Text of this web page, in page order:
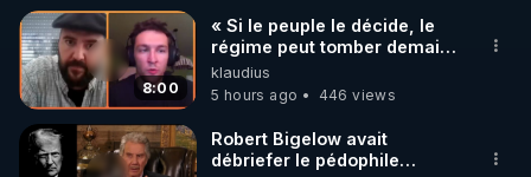
8:00
« Si le peuple le décide, le
régime peut tomber demain !
»
klaudius
5 hours ago
446 views
Robert Bigelow avait
débriefer le pédophile